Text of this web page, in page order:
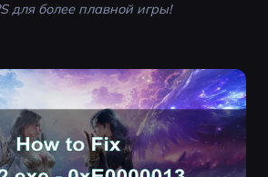
для более плавной игры!